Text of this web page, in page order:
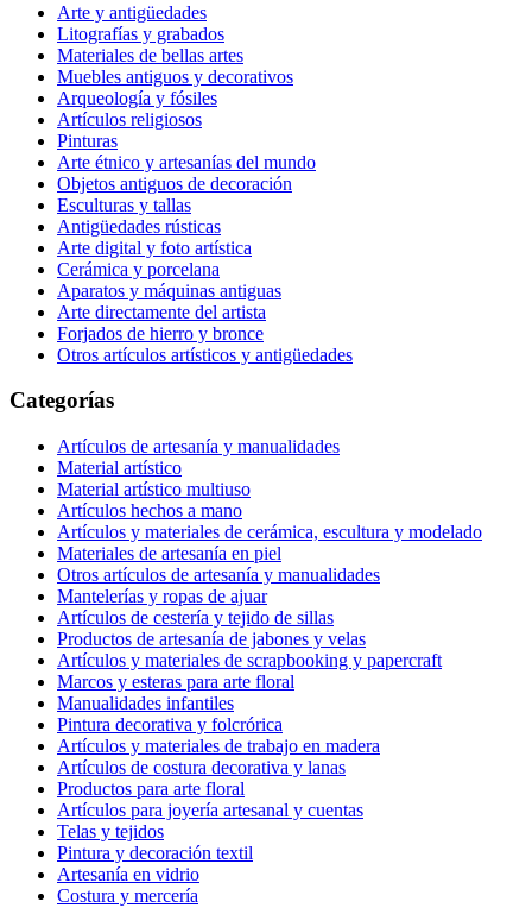
Arte y antigüedades
Litografías y grabados
Materiales de bellas artes
Muebles antiguos y decorativos
Arqueología y fósiles
Artículos religiosos
Pinturas
Arte étnico y artesanías del mundo
Objetos antiguos de decoración
Esculturas y tallas
Antigüedades rústicas
Arte digital y foto artística
Cerámica y porcelana
Aparatos y máquinas antiguas
Arte directamente del artista
Forjados de hierro y bronce
Otros artículos artísticos y antigüedades
Categorías
Artículos de artesanía y manualidades
Material artístico
Material artístico multiuso
Artículos hechos a mano
Artículos y materiales de cerámica, escultura y modelado
Materiales de artesanía en piel
Otros artículos de artesanía y manualidades
Mantelerías y ropas de ajuar
Artículos de cestería y tejido de sillas
Productos de artesanía de jabones y velas
Artículos y materiales de scrapbooking y papercraft
Marcos y esteras para arte floral
Manualidades infantiles
Pintura decorativa y folcrórica
Artículos y materiales de trabajo en madera
Artículos de costura decorativa y lanas
Productos para arte floral
Artículos para joyería artesanal y cuentas
Telas y tejidos
Pintura y decoración textil
Artesanía en vidrio
Costura y mercería